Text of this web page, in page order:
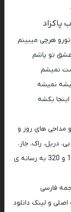
پاکزاد
هرچی میبینم
تو پاشم
نمیشم
نمیشه
بکشه
مداحی های روز و
دریل، راک، جاز،
هیپ هاپ و اپرا همراه با متن کامل و کیفیت 128 و 320 به رسانه ی
فارسی
اصلی و لینک دانلود